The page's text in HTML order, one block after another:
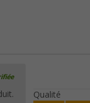
Qualité